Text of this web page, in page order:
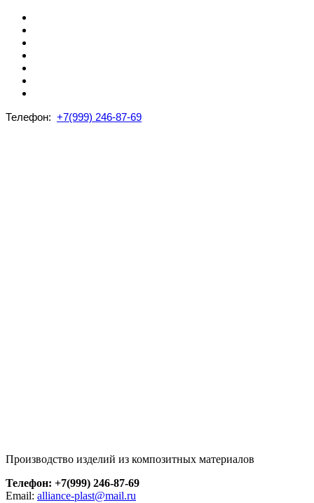
Телефон: +7(999) 246-87-69
Производство изделий из композитных материалов
Телефон: +7(999) 246-87-69
Email: alliance-plast@mail.ru